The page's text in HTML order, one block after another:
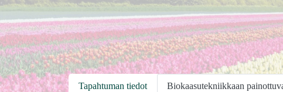
Tapahtuman tiedot Biokaasutekniikkaan